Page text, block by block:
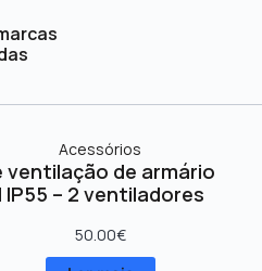
Acessórios
ventilação de armário
IP55 – 2 ventiladores
50.00€